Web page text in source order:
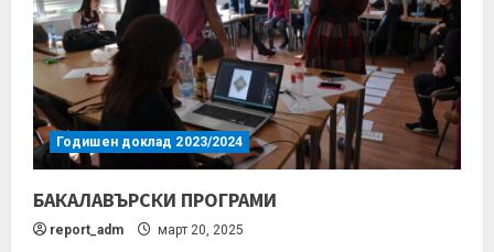
Годишен доклад 2023/2024
БАКАЛАВЪРСКИ ПРОГРАМИ
report_adm март 20, 2025